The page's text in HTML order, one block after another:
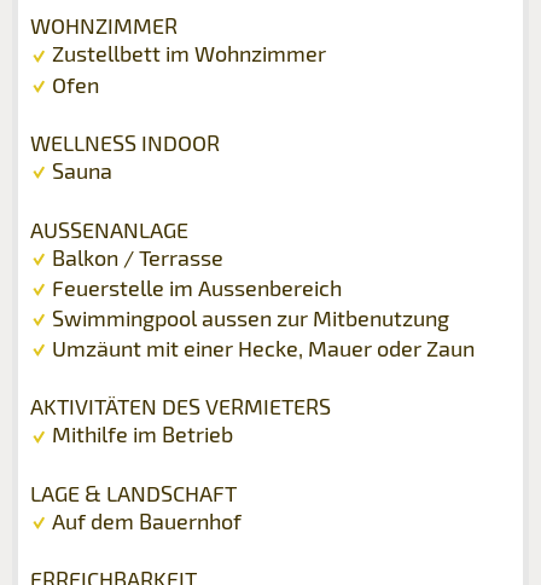
WOHNZIMMER
Zustellbett im Wohnzimmer
Ofen
WELLNESS INDOOR
Sauna
AUSSENANLAGE
Balkon / Terrasse
Feuerstelle im Aussenbereich
Swimmingpool aussen zur Mitbenutzung
Umzäunt mit einer Hecke, Mauer oder Zaun
AKTIVITÄTEN DES VERMIETERS
Mithilfe im Betrieb
LAGE & LANDSCHAFT
Auf dem Bauernhof
ERREICHBARKEIT